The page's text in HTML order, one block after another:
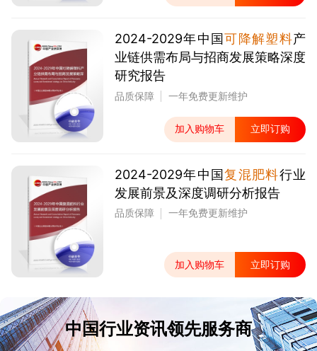
2024-2029年中国可降解塑料产
业链供需布局与招商发展策略深度
研究报告
品质保障 一年免费更新维护
加入购物车 立即订购
2024-2029年中国复混肥料行业
发展前景及深度调研分析报告
品质保障 一年免费更新维护
加入购物车 立即订购
中国行业资讯领先服务商